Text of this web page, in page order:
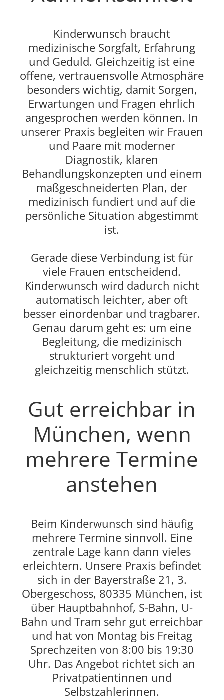
Kinderwunsch braucht
medizinische Sorgfalt, Erfahrung
und Geduld. Gleichzeitig ist eine
offene, vertrauensvolle Atmosphäre
besonders wichtig, damit Sorgen,
Erwartungen und Fragen ehrlich
angesprochen werden können. In
unserer Praxis begleiten wir Frauen
und Paare mit moderner
Diagnostik, klaren
Behandlungskonzepten und einem
maßgeschneiderten Plan, der
medizinisch fundiert und auf die
persönliche Situation abgestimmt
ist.
Gerade diese Verbindung ist für
viele Frauen entscheidend.
Kinderwunsch wird dadurch nicht
automatisch leichter, aber oft
besser einordenbar und tragbarer.
Genau darum geht es: um eine
Begleitung, die medizinisch
strukturiert vorgeht und
gleichzeitig menschlich stützt.
Gut erreichbar in
München, wenn
mehrere Termine
anstehen
Beim Kinderwunsch sind häufig
mehrere Termine sinnvoll. Eine
zentrale Lage kann dann vieles
erleichtern. Unsere Praxis befindet
sich in der Bayerstraße 21, 3.
Obergeschoss, 80335 München, ist
über Hauptbahnhof, S-Bahn, U-
Bahn und Tram sehr gut erreichbar
und hat von Montag bis Freitag
Sprechzeiten von 8:00 bis 19:30
Uhr. Das Angebot richtet sich an
Privatpatientinnen und
Selbstzahlerinnen.